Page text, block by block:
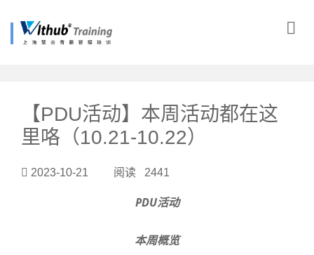
【PDU活动】本周活动都在这
里咯（10.21-10.22）
2023-10-21 阅读 2441
PDU活动
本周概览